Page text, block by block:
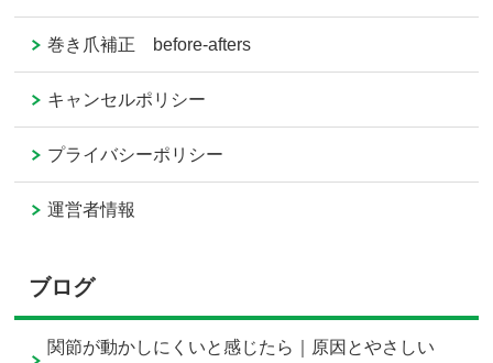
巻き爪補正 before-afters
キャンセルポリシー
プライバシーポリシー
運営者情報
ブログ
関節が動かしにくいと感じたら｜原因とやさしい